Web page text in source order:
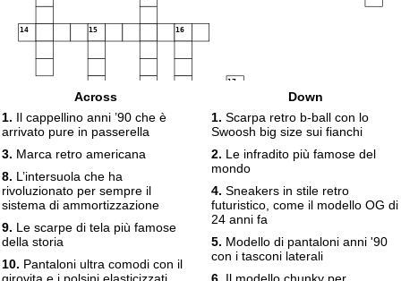
14 15 16
17
18
Across
1. Il cappellino anni ’90 che è
arrivato pure in passerella
3. Marca retro americana
8. L’intersuola che ha
rivoluzionato per sempre il
sistema di ammortizzazione
9. Le scarpe di tela più famose
della storia
10. Pantaloni ultra comodi con il
Down
1. Scarpa retro b-ball con lo
Swoosh big size sui fianchi
2. Le infradito più famose del
mondo
4. Sneakers in stile retro
futuristico, come il modello OG di
24 anni fa
5. Modello di pantaloni anni '90
con i tasconi laterali